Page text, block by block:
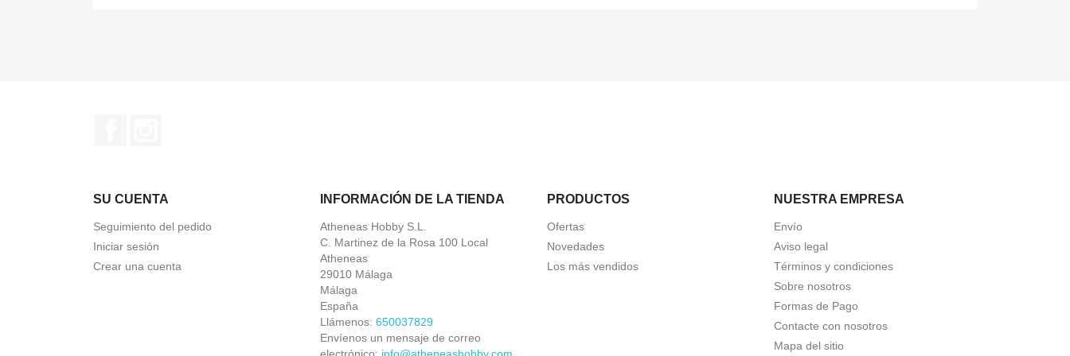
SU CUENTA
Seguimiento del pedido
Iniciar sesión
Crear una cuenta
INFORMACIÓN DE LA TIENDA
Atheneas Hobby S.L.
C. Martinez de la Rosa 100 Local
Atheneas
29010 Málaga
Málaga
España
Llámenos: 650037829
Envíenos un mensaje de correo
electrónico: info@atheneashobby.com
PRODUCTOS
Ofertas
Novedades
Los más vendidos
NUESTRA EMPRESA
Envío
Aviso legal
Términos y condiciones
Sobre nosotros
Formas de Pago
Contacte con nosotros
Mapa del sitio